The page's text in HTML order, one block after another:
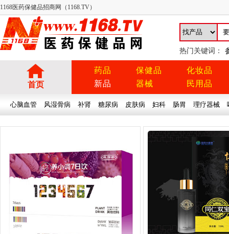
1168医药保健品招商网（1168.TV）
热门关键词：
首页
药品
新品
保健品
器械
化妆品
民用品
心脑血管 风湿骨病 补肾 糖尿病 皮肤病 妇科 肠胃 理疗器械